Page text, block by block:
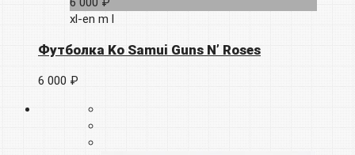
xl-en m l
Футболка Ko Samui Guns N’ Roses
6 000 ₽